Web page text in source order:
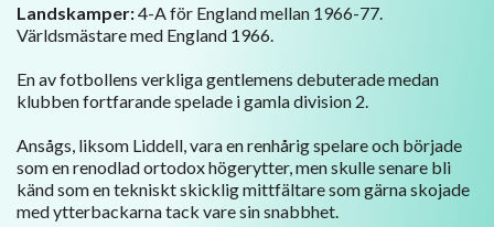
Landskamper:4-A för England mellan 1966-77.
Världsmästare med England 1966.
En av fotbollens verkliga gentlemens debuterade medan
klubben fortfarande spelade i gamla division 2.
Ansågs, liksom Liddell, vara en renhårig spelare och började
som en renodlad ortodox högerytter, men skulle senare bli
känd som en tekniskt skicklig mittfältare som gärna skojade
med ytterbackarna tack vare sin snabbhet.